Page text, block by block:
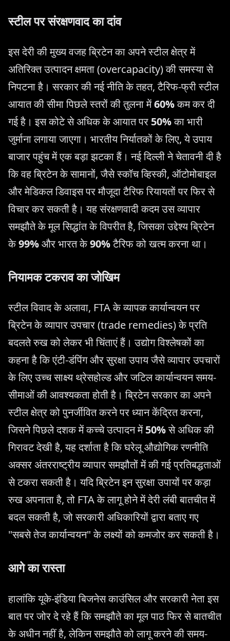
स्टील पर संरक्षणवाद का दांव
इस देरी की मुख्य वजह ब्रिटेन का अपने स्टील क्षेत्र में
अतिरिक्त उत्पादन क्षमता (overcapacity) की समस्या से
निपटना है। सरकार की नई नीति के तहत, टैरिफ-फ्री स्टील
आयात की सीमा पिछले स्तरों की तुलना में60%कम कर दी
गई है। इस कोटे से अधिक के आयात पर 50%का भारी
जुर्माना लगाया जाएगा। भारतीय निर्यातकों के लिए, ये उपाय
बाजार पहुंच में एक बड़ा झटका हैं। नई दिल्ली ने चेतावनी दी है
कि वह ब्रिटेन के सामानों, जैसे स्कॉच व्हिस्की, ऑटोमोबाइल
और मेडिकल डिवाइस पर मौजूदा टैरिफ रियायतों पर फिर से
विचार कर सकती है। यह संरक्षणवादी कदम उस व्यापार
समझौते के मूल सिद्धांत के विपरीत है, जिसका उद्देश्य ब्रिटेन
के99%और भारत के90%टैरिफ को खत्म करना था।
नियामक टकराव का जोखिम
स्टील विवाद के अलावा, FTA के व्यापक कार्यान्वयन पर
ब्रिटेन के व्यापार उपचार (trade remedies) के प्रति
बदलते रुख को लेकर भी चिंताएं हैं। उद्योग विश्लेषकों का
कहना है कि एंटी-डंपिंग और सुरक्षा उपाय जैसे व्यापार उपचारों
के लिए उच्च साक्ष्य थ्रेसहोल्ड और जटिल कार्यान्वयन समय-
सीमाओं की आवश्यकता होती है। ब्रिटेन सरकार का अपने
स्टील क्षेत्र को पुनर्जीवित करने पर ध्यान केंद्रित करना,
जिसने पिछले दशक में कच्चे उत्पादन में50%से अधिक की
गिरावट देखी है, यह दर्शाता है कि घरेलू औद्योगिक रणनीति
अक्सर अंतरराष्ट्रीय व्यापार समझौतों में की गई प्रतिबद्धताओं
से टकरा सकती है। यदि ब्रिटेन इन सुरक्षा उपायों पर कड़ा
रुख अपनाता है, तो FTA के लागू होने में देरी लंबी बातचीत में
बदल सकती है, जो सरकारी अधिकारियों द्वारा बताए गए
"सबसे तेज कार्यान्वयन" के लक्ष्यों को कमजोर कर सकती है।
आगे का रास्ता
हालांकि यूके-इंडिया बिजनेस काउंसिल और सरकारी नेता इस
बात पर जोर दे रहे हैं कि समझौते का मूल पाठ फिर से बातचीत
के अधीन नहीं है, लेकिन समझौते को लागू करने की समय-